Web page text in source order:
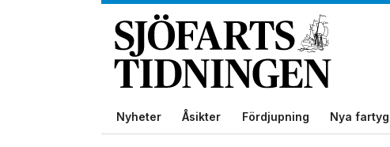
Nyheter Åsikter Fördjupning Nya fartyg